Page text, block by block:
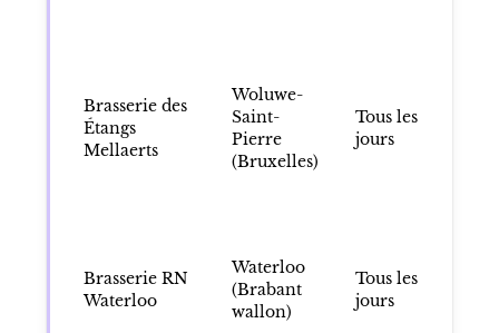
Brasserie des
Étangs
Mellaerts
Woluwe-
Saint-
Pierre
(Bruxelles)
Tous les
jours
Brasserie RN
Waterloo
Waterloo
(Brabant
wallon)
Tous les
jours